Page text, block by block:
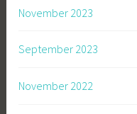
November 2023
September 2023
November 2022